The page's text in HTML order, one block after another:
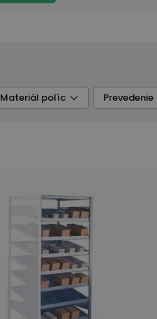
Materiál políc Prevedenie